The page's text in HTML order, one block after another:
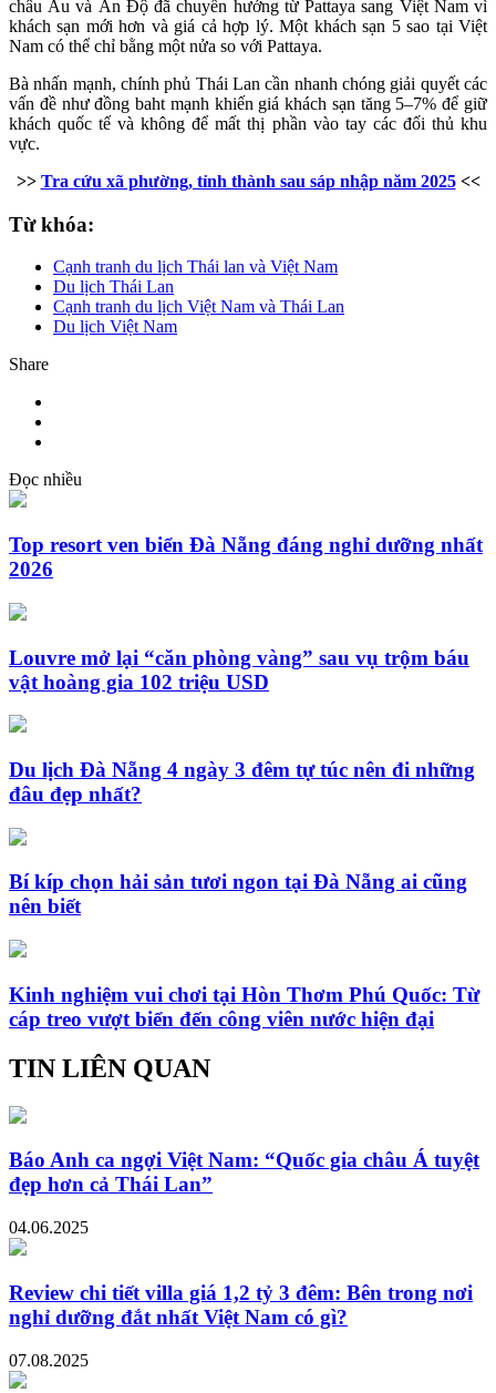
châu Âu và Ấn Độ đã chuyển hướng từ Pattaya sang Việt Nam vì
khách sạn mới hơn và giá cả hợp lý. Một khách sạn 5 sao tại Việt
Nam có thể chỉ bằng một nửa so với Pattaya.
Bà nhấn mạnh, chính phủ Thái Lan cần nhanh chóng giải quyết các
vấn đề như đồng baht mạnh khiến giá khách sạn tăng 5–7% để giữ
khách quốc tế và không để mất thị phần vào tay các đối thủ khu
vực.
>> Tra cứu xã phường, tỉnh thành sau sáp nhập năm 2025<<
Từ khóa:
Cạnh tranh du lịch Thái lan và Việt Nam
Du lịch Thái Lan
Cạnh tranh du lịch Việt Nam và Thái Lan
Du lịch Việt Nam
Share
Đọc nhiều
Top resort ven biển Đà Nẵng đáng nghỉ dưỡng nhất
2026
Louvre mở lại “căn phòng vàng” sau vụ trộm báu
vật hoàng gia 102 triệu USD
Du lịch Đà Nẵng 4 ngày 3 đêm tự túc nên đi những
đâu đẹp nhất?
Bí kíp chọn hải sản tươi ngon tại Đà Nẵng ai cũng
nên biết
Kinh nghiệm vui chơi tại Hòn Thơm Phú Quốc: Từ
cáp treo vượt biển đến công viên nước hiện đại
TIN LIÊN QUAN
Báo Anh ca ngợi Việt Nam: “Quốc gia châu Á tuyệt
đẹp hơn cả Thái Lan”
04.06.2025
Review chi tiết villa giá 1,2 tỷ 3 đêm: Bên trong nơi
nghỉ dưỡng đắt nhất Việt Nam có gì?
07.08.2025